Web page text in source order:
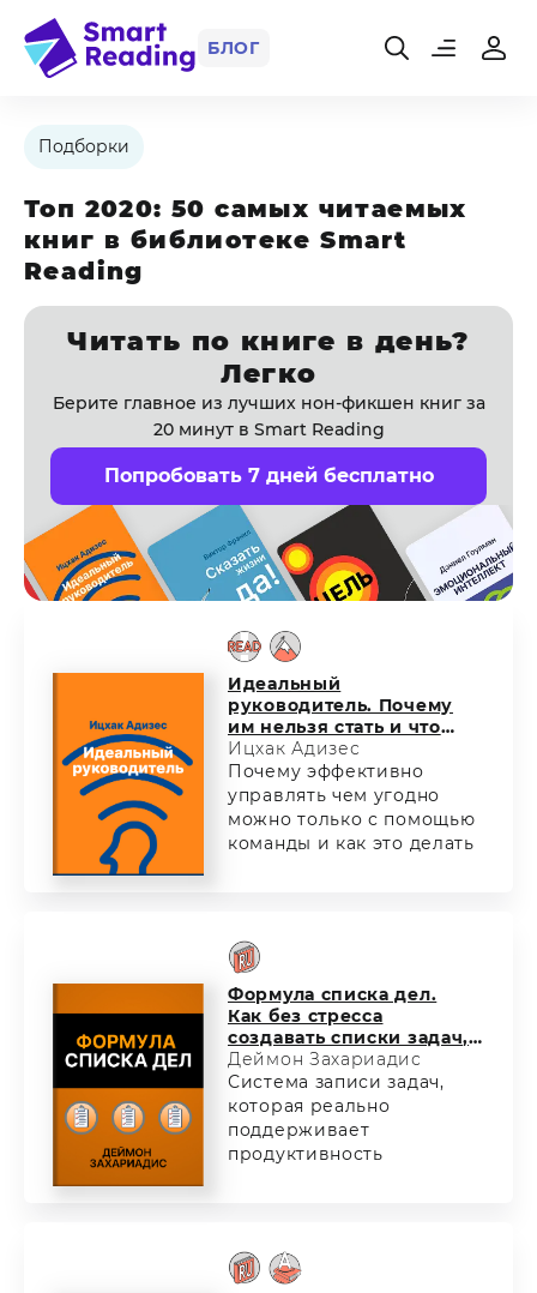
БЛОГ
Подборки
Топ 2020: 50 самых читаемых
книг в библиотеке Smart
Reading
Читать по книге в день?
Легко
Берите главное из лучших нон-фикшен книг за
20 минут в Smart Reading
Попробовать 7 дней бесплатно
Идеальный
руководитель. Почему
им нельзя стать и что
из этого следует
Ицхак Адизес
Почему эффективно
управлять чем угодно
можно только с помощью
команды и как это делать
Формула списка дел.
Как без стресса
создавать списки задач,
которые работают
Деймон Захариадис
Система записи задач,
которая реально
поддерживает
продуктивность